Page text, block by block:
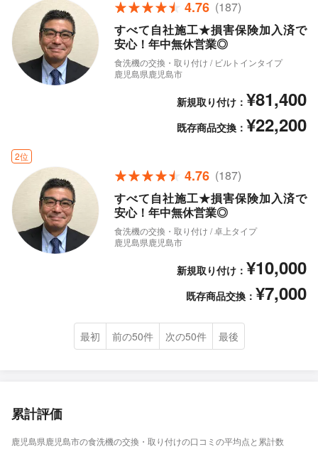
4.76 (187)
すべて自社施工★損害保険加入済で
安心！年中無休営業◎
食洗機の交換・取り付け / ビルトインタイプ
鹿児島県鹿児島市
新規取り付け： ¥81,400
既存商品交換： ¥22,200
2位
4.76 (187)
すべて自社施工★損害保険加入済で
安心！年中無休営業◎
食洗機の交換・取り付け / 卓上タイプ
鹿児島県鹿児島市
新規取り付け： ¥10,000
既存商品交換： ¥7,000
最初 前の50件 次の50件 最後
累計評価
鹿児島県鹿児島市の食洗機の交換・取り付けの口コミの平均点と累計数